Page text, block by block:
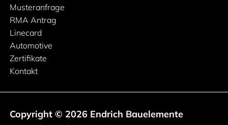
Musteranfrage
RMA Antrag
Linecard
Automotive
Zertifikate
Kontakt
Copyright © 2026 Endrich Bauelemente